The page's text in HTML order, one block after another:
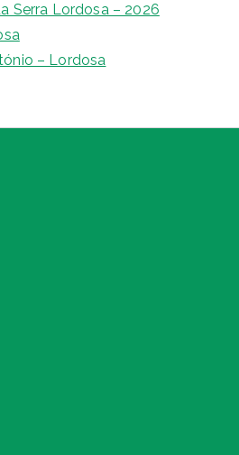
Serra Lordosa – 2026
– Lordosa